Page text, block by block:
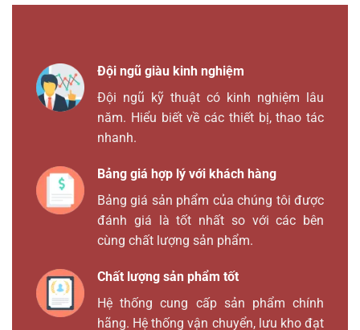
Đội ngũ giàu kinh nghiệm
Đội ngũ kỹ thuật có kinh nghiệm lâu
năm. Hiểu biết về các thiết bị, thao tác
nhanh.
Bảng giá hợp lý với khách hàng
Bảng giá sản phẩm của chúng tôi được
đánh giá là tốt nhất so với các bên
cùng chất lượng sản phẩm.
Chất lượng sản phẩm tốt
Hệ thống cung cấp sản phẩm chính
hãng. Hệ thống vận chuyển, lưu kho đạt